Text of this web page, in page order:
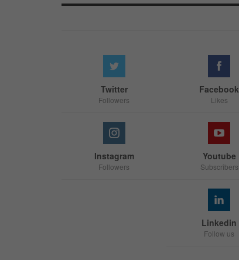
Facebook
Likes
Twitter
Followers
Youtube
Subscribers
Instagram
Followers
Linkedin
Follow us